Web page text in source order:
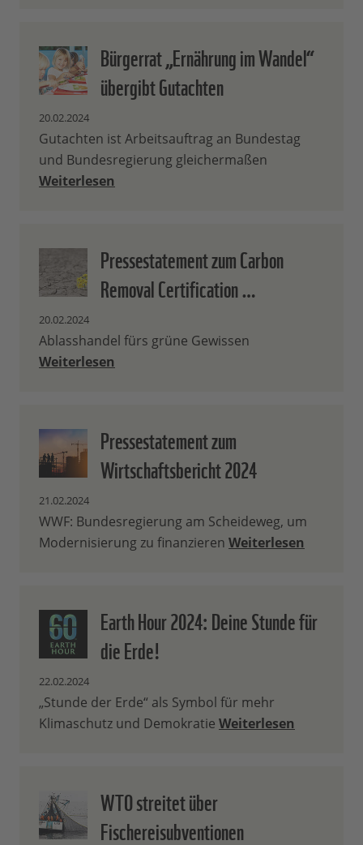
Bürgerrat „Ernährung im Wandel“
übergibt Gutachten
20.02.2024
Gutachten ist Arbeitsauftrag an Bundestag
und Bundesregierung gleichermaßen
Weiterlesen
Pressestatement zum Carbon
Removal Certification …
20.02.2024
Ablasshandel fürs grüne Gewissen
Weiterlesen
Pressestatement zum
Wirtschaftsbericht 2024
21.02.2024
WWF: Bundesregierung am Scheideweg, um
Modernisierung zu finanzieren Weiterlesen
Earth Hour 2024: Deine Stunde für
die Erde!
22.02.2024
„Stunde der Erde“ als Symbol für mehr
Klimaschutz und Demokratie Weiterlesen
WTO streitet über
Fischereisubventionen